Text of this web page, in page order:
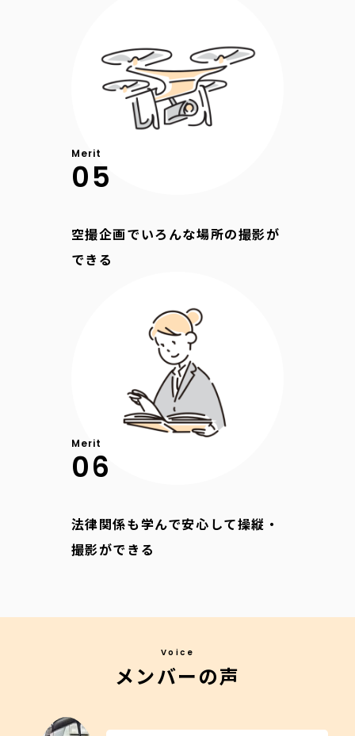
空撮企画でいろんな場所の撮影が
できる
Merit
05
法律関係も学んで安心して操縦・
撮影ができる
Merit
06
メンバーの声